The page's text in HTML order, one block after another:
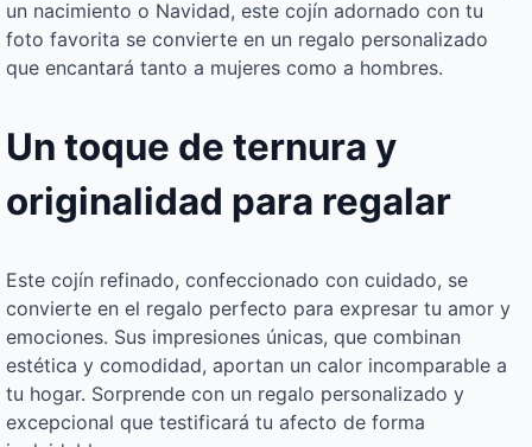
un nacimiento o Navidad, este cojín adornado con tu
foto favorita se convierte en un regalo personalizado
que encantará tanto a mujeres como a hombres.
Un toque de ternura y
originalidad para regalar
Este cojín refinado, confeccionado con cuidado, se
convierte en el regalo perfecto para expresar tu amor y
emociones. Sus impresiones únicas, que combinan
estética y comodidad, aportan un calor incomparable a
tu hogar. Sorprende con un regalo personalizado y
excepcional que testificará tu afecto de forma